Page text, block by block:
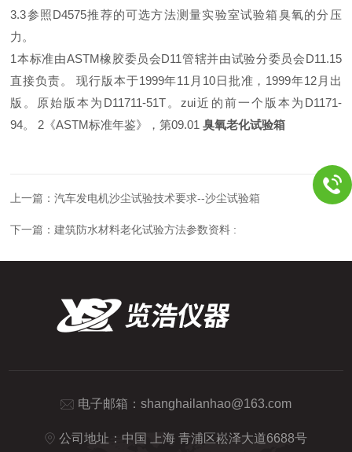
3.3参照D4575推荐的可选方法测量实验室试验箱臭氧的分压
力。
1本标准由ASTM橡胶委员会D11管辖并由试验分委员会D11.15
直接负责。 现行版本于1999年11月10日批准，1999年12月出
版。原始版本为D11711-51T。zui近的前一个版本为D1171-
94。 2《ASTM标准年鉴》，第09.01臭氧老化试验箱
上一篇：汽车发电机沙尘试验技术要求--沙尘试验箱
下一篇：建筑防水材料老化试验方法参数资料 :
电子邮箱： shanghailanhao@163.com
公司地址：中国 上海 青浦区崧泽大道6688号